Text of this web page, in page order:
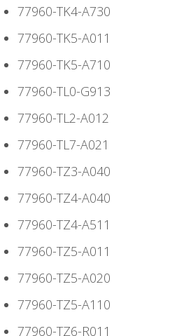
77960-TK4-A730
77960-TK5-A011
77960-TK5-A710
77960-TL0-G913
77960-TL2-A012
77960-TL7-A021
77960-TZ3-A040
77960-TZ4-A040
77960-TZ4-A511
77960-TZ5-A011
77960-TZ5-A020
77960-TZ5-A110
77960-TZ6-R011